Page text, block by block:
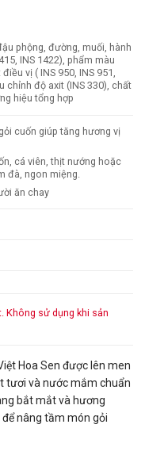
phộng, đường, muối, hành
INS 1422), phẩm màu
vị ( INS 950, INS 951,
chỉnh độ axit (INS 330), chất
hiệu tổng hợp
cuốn giúp tăng hương vị
cá viên, thịt nướng hoặc
đà, ngon miệng.
ăn chay
Không sử dụng khi sản
Hoa Sen được lên men
tươi và nước mắm chuẩn
bắt mắt và hương
nâng tầm món gỏi